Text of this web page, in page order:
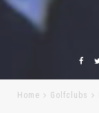
Home Golfclubs